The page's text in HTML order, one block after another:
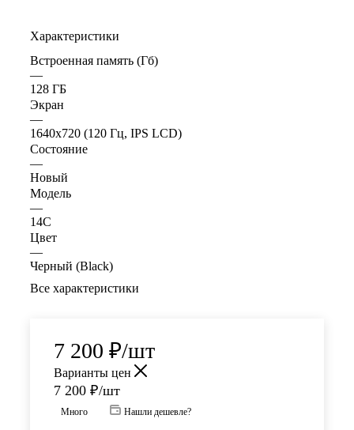
Характеристики
Встроенная память (Гб)
—
128 ГБ
Экран
—
1640x720 (120 Гц, IPS LCD)
Состояние
—
Новый
Модель
—
14C
Цвет
—
Черный (Black)
Все характеристики
7 200 ₽/шт
Варианты цен
7 200 ₽/шт
Много Нашли дешевле?